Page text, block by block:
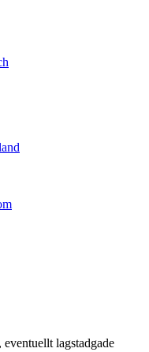
lagstadgade